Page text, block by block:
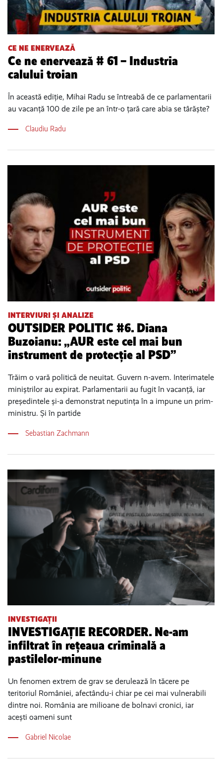
CE NE ENERVEAZĂ
Ce ne enervează # 61 – Industria
calului troian
În această ediție, Mihai Radu se întreabă de ce parlamentarii
au vacanță 100 de zile pe an într-o țară care abia se târăște?
Claudiu Radu
INTERVIURI ȘI ANALIZE
OUTSIDER POLITIC #6. Diana
Buzoianu: „AUR este cel mai bun
instrument de protecție al PSD”
Trăim o vară politică de neuitat. Guvern n-avem. Interimatele
miniștrilor au expirat. Parlamentarii au fugit în vacanță, iar
președintele și-a demonstrat neputința în a impune un prim-
ministru. Și în partide
Sebastian Zachmann
INVESTIGAȚII
INVESTIGAȚIE RECORDER. Ne-am
infiltrat în rețeaua criminală a
pastilelor-minune
Un fenomen extrem de grav se derulează în tăcere pe
teritoriul României, afectându-i chiar pe cei mai vulnerabili
dintre noi. România are milioane de bolnavi cronici, iar
acești oameni sunt
Gabriel Nicolae